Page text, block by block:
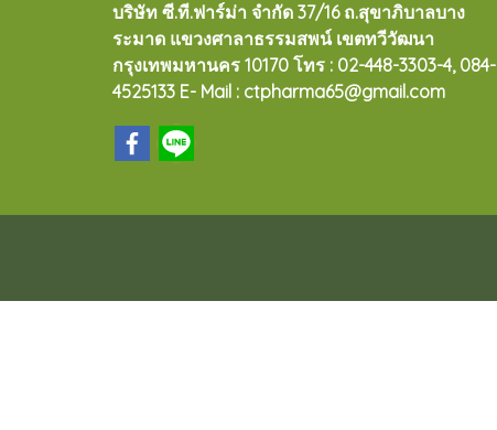
บริษัท ซี.ที.ฟาร์ม่า จำกัด 37/16 ถ.สุขาภิบาลบาง
ระมาด แขวงศาลาธรรมสพน์ เขตทวีวัฒนา
กรุงเทพมหานคร 10170 โทร : 02-448-3303-4, 084-
4525133 E- Mail : ctpharma65@gmail.com